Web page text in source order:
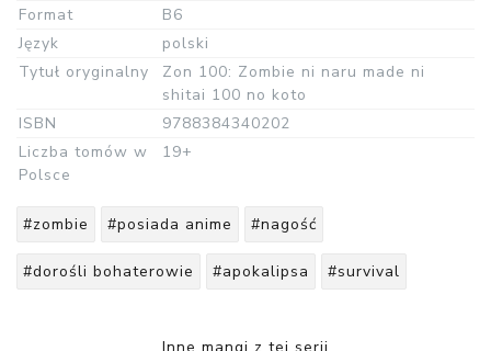
Format
B6
Język
polski
Tytuł oryginalny
Zon 100: Zombie ni naru made ni
shitai 100 no koto
ISBN
9788384340202
Liczba tomów w
Polsce
19+
#zombie #posiada anime #nagość
#dorośli bohaterowie #apokalipsa #survival